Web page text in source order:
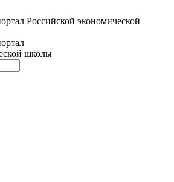
Российской экономической
школы